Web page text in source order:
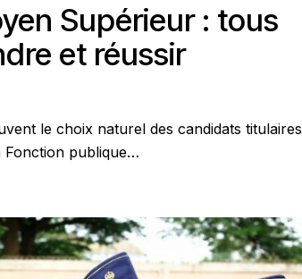
Supérieur : tous
et réussir
le choix naturel des candidats titulaires
Fonction publique…